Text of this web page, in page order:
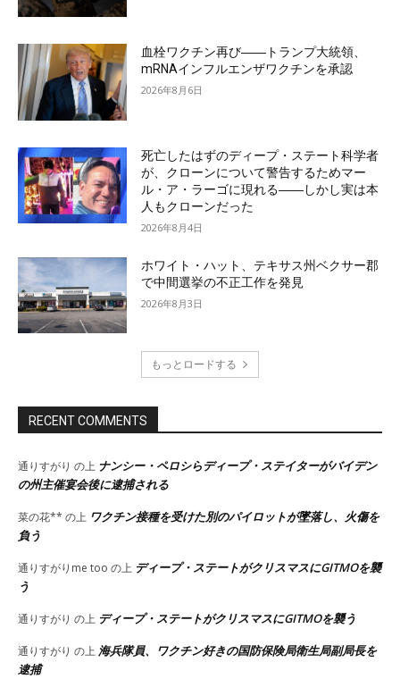
血栓ワクチン再び――トランプ大統領、
mRNAインフルエンザワクチンを承認
2026年8月6日
死亡したはずのディープ・ステート科学者
が、クローンについて警告するためマー
ル・ア・ラーゴに現れる――しかし実は本
人もクローンだった
2026年8月4日
ホワイト・ハット、テキサス州ベクサー郡
で中間選挙の不正工作を発見
2026年8月3日
もっとロードする
RECENT COMMENTS
通りすがり の上 ナンシー・ペロシらディープ・ステイターがバイデン
の州主催宴会後に逮捕される
菜の花** の上 ワクチン接種を受けた別のパイロットが墜落し、火傷を
負う
通りすがりme too の上 ディープ・ステートがクリスマスにGITMOを襲
う
通りすがり の上 ディープ・ステートがクリスマスにGITMOを襲う
通りすがり の上 海兵隊員、ワクチン好きの国防保険局衛生局副局長を
逮捕